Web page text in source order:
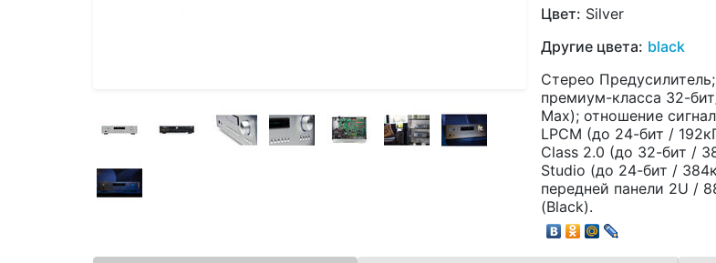
Цвет: Silver
Другие цвета: black
Стерео
премиум-класса 32-
Max); отношение
LPCM (до 24-бит /
Class 2.0 (до 32-бит /
Studio (до 24-бит /
передней панели 2U /
(Black).